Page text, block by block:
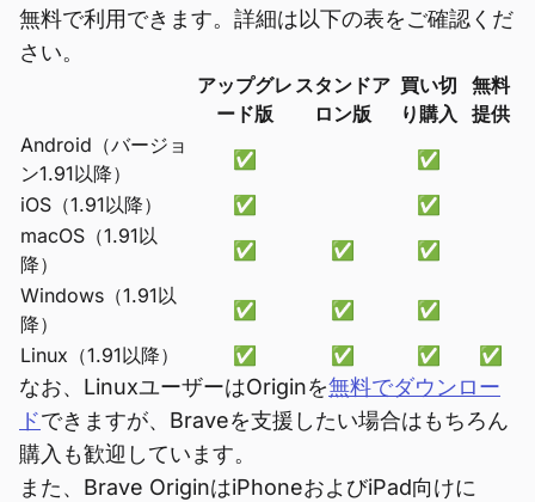
無料で利用できます。詳細は以下の表をご確認くだ
さい。
アップグレ
ード版
スタンドア
ロン版
買い切
り購入
無料
提供
Android（バージョ
ン1.91以降）
✅
✅
iOS（1.91以降）
✅
✅
macOS（1.91以
降）
✅ ✅
✅
Windows（1.91以
降）
✅ ✅
✅
Linux（1.91以降）
✅ ✅ ✅ ✅
なお、LinuxユーザーはOriginを無料でダウンロー
ドできますが、Braveを支援したい場合はもちろん
購入も歓迎しています。
また、Brave OriginはiPhoneおよびiPad向けに